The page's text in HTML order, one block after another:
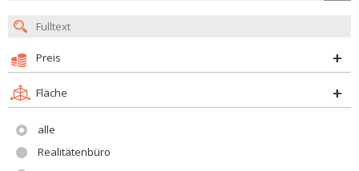
Preis
Fläche
alle
Realitätenbüro